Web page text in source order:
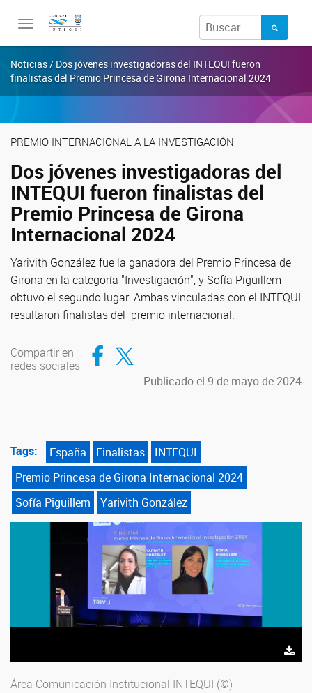
Toggle
Noticias / Dos jóvenes investigadoras del INTEQUI fueron
finalistas del Premio Princesa de Girona Internacional 2024
PREMIO INTERNACIONAL A LA INVESTIGACIÓN
Dos jóvenes investigadoras del
INTEQUI fueron finalistas del
Premio Princesa de Girona
Internacional 2024
Yarivith González fue la ganadora del Premio Princesa de
Girona en la categoría "Investigación", y Sofía Piguillem
obtuvo el segundo lugar. Ambas vinculadas con el INTEQUI
resultaron finalistas del premio internacional.
Compartir en
redes sociales
Compartir en Facebook
Compartir en Twitter
Publicado el 9 de mayo de 2024
Tags: España Finalistas
INTEQUI
Premio Princesa de Girona Internacional 2024
Sofía Piguillem
Yarivith González
Área Comunicación Institucional INTEQUI (©)